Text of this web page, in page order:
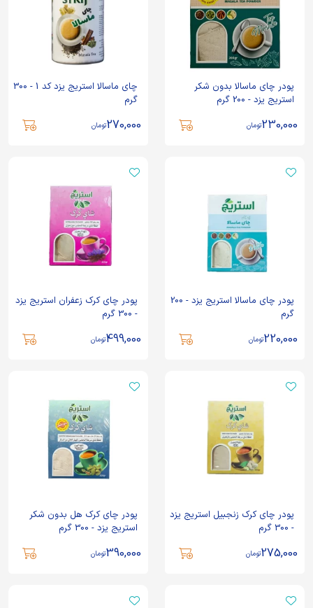
پودر چای ماسالا بدون شکر
استریج یزد - 200 گرم
230,000تومان
چای ماسالا استریج یزد کد 1 - 300
گرم
270,000تومان
پودر چای ماسالا استریج یزد - 200
گرم
220,000تومان
پودر چای کرک زعفران استریج یزد
- 300 گرم
499,000تومان
پودر چای کرک زنجبیل استریج یزد
- 300 گرم
275,000تومان
پودر چای کرک هل بدون شکر
استریج یزد - 300 گرم
390,000تومان